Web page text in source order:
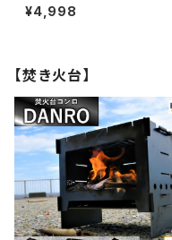
ィン加工 [無骨でタフ] チョイ持
セカンド 車載 [MADE IN JAPA
N]
¥4,998
【焚き火台】